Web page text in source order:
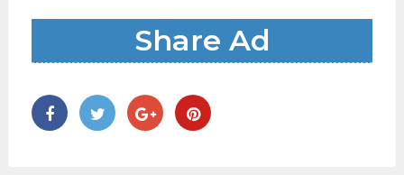
Share Ad